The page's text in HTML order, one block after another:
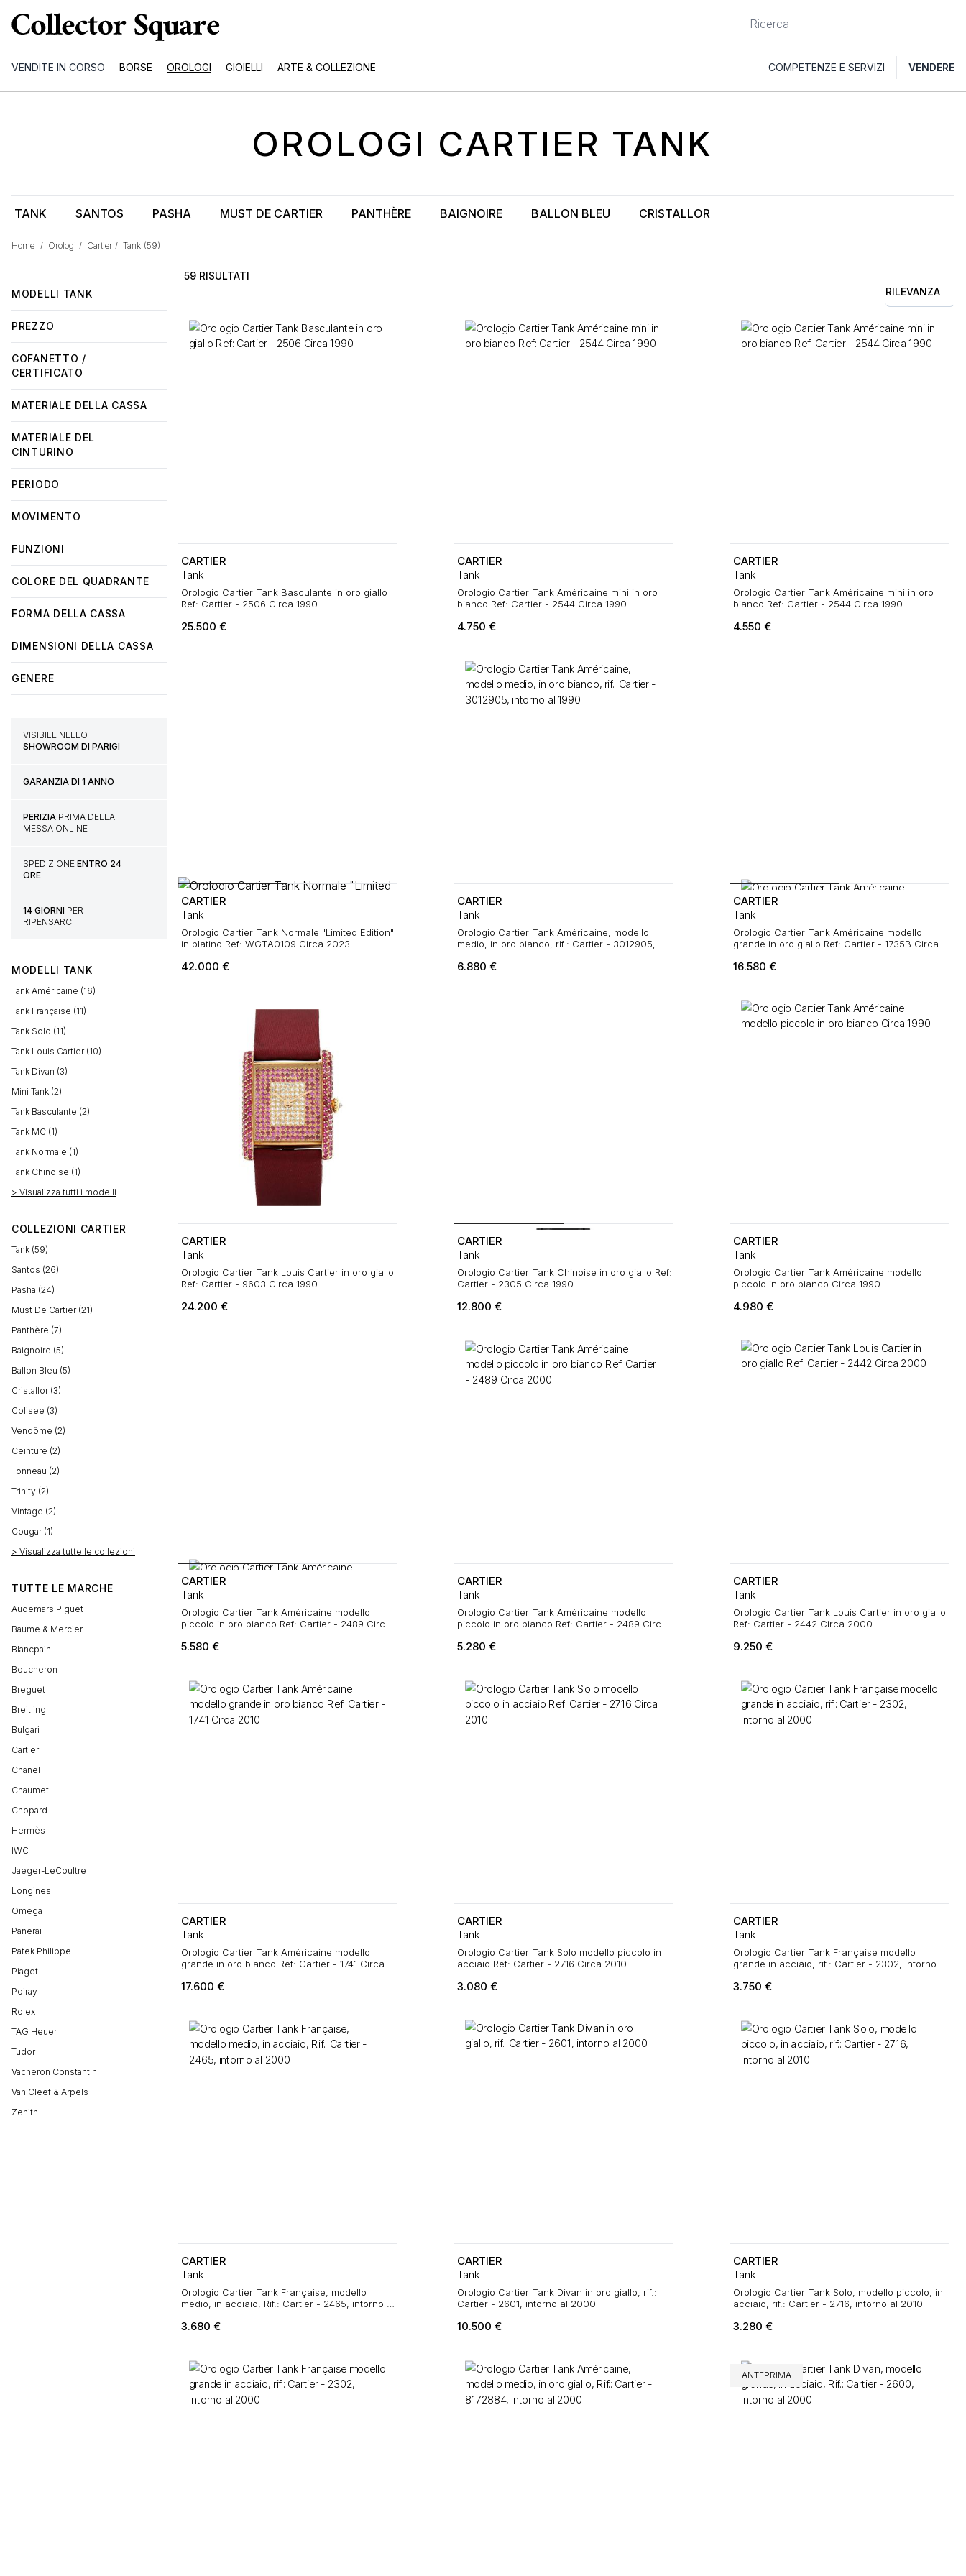
VENDITE IN CORSO BORSE OROLOGI GIOIELLI ARTE & COLLEZIONE COMPETENZE E SERVIZI VENDERE
Home / Orologi / Cartier / Tank (59)
OROLOGI CARTIER TANK
TANK SANTOS PASHA MUST DE CARTIER PANTHÈRE BAIGNOIRE BALLON BLEU CRISTALLOR
RILEVANZA
59 RISULTATI
MODELLI TANK
PREZZO
COFANETTO /
CERTIFICATO
MATERIALE DELLA CASSA
MATERIALE DEL
CINTURINO
PERIODO
MOVIMENTO
FUNZIONI
COLORE DEL QUADRANTE
FORMA DELLA CASSA
DIMENSIONI DELLA CASSA
GENERE
VISIBILE NELLO
SHOWROOM DI PARIGI
GARANZIA DI 1 ANNO
PERIZIA PRIMA DELLA
MESSA ONLINE
SPEDIZIONE ENTRO 24
ORE
14 GIORNI PER
RIPENSARCI
MODELLI TANK
Tank Américaine (16)
Tank Française (11)
Tank Solo (11)
Tank Louis Cartier (10)
Tank Divan (3)
Mini Tank (2)
Tank Basculante (2)
Tank MC (1)
Tank Normale (1)
Tank Chinoise (1)
> Visualizza tutti i modelli
COLLEZIONI CARTIER
Tank (59)
Santos (26)
Pasha (24)
Must De Cartier (21)
Panthère (7)
Baignoire (5)
Ballon Bleu (5)
Cristallor (3)
Colisee (3)
Vendôme (2)
Ceinture (2)
Tonneau (2)
Trinity (2)
Vintage (2)
Cougar (1)
> Visualizza tutte le collezioni
TUTTE LE MARCHE
Audemars Piguet
Baume & Mercier
Blancpain
Boucheron
Breguet
Breitling
Bulgari
Cartier
Chanel
Chaumet
Chopard
Hermès
IWC
Jaeger-LeCoultre
Longines
Omega
Panerai
Patek Philippe
Piaget
Poiray
Rolex
TAG Heuer
Tudor
Vacheron Constantin
Van Cleef & Arpels
Zenith
CARTIER
Tank
Orologio Cartier Tank Basculante in oro giallo
Ref: Cartier - 2506 Circa 1990
25.500 €
CARTIER
Tank
Orologio Cartier Tank Américaine mini in oro
bianco Ref: Cartier - 2544 Circa 1990
4.750 €
CARTIER
Tank
Orologio Cartier Tank Américaine mini in oro
bianco Ref: Cartier - 2544 Circa 1990
4.550 €
CARTIER
Tank
Orologio Cartier Tank Normale "Limited Edition"
in platino Ref: WGTA0109 Circa 2023
42.000 €
CARTIER
Tank
Orologio Cartier Tank Américaine, modello
medio, in oro bianco, rif.: Cartier - 3012905,
6.880 €
CARTIER
Tank
Orologio Cartier Tank Américaine modello
grande in oro giallo Ref: Cartier - 1735B Circa
16.580 €
CARTIER
Tank
Orologio Cartier Tank Louis Cartier in oro giallo
Ref: Cartier - 9603 Circa 1990
24.200 €
CARTIER
Tank
Orologio Cartier Tank Chinoise in oro giallo Ref:
Cartier - 2305 Circa 1990
12.800 €
CARTIER
Tank
Orologio Cartier Tank Américaine modello
piccolo in oro bianco Circa 1990
4.980 €
CARTIER
Tank
Orologio Cartier Tank Américaine modello
piccolo in oro bianco Ref: Cartier - 2489 Circa
5.580 €
CARTIER
Tank
Orologio Cartier Tank Américaine modello
piccolo in oro bianco Ref: Cartier - 2489 Circa
5.280 €
CARTIER
Tank
Orologio Cartier Tank Louis Cartier in oro giallo
Ref: Cartier - 2442 Circa 2000
9.250 €
CARTIER
Tank
Orologio Cartier Tank Américaine modello
grande in oro bianco Ref: Cartier - 1741 Circa
17.600 €
CARTIER
Tank
Orologio Cartier Tank Solo modello piccolo in
acciaio Ref: Cartier - 2716 Circa 2010
3.080 €
CARTIER
Tank
Orologio Cartier Tank Française modello
grande in acciaio, rif.: Cartier - 2302, intorno al
3.750 €
CARTIER
Tank
Orologio Cartier Tank Française, modello
medio, in acciaio, Rif.: Cartier - 2465, intorno al
3.680 €
CARTIER
Tank
Orologio Cartier Tank Divan in oro giallo, rif.:
Cartier - 2601, intorno al 2000
10.500 €
CARTIER
Tank
Orologio Cartier Tank Solo, modello piccolo, in
acciaio, rif.: Cartier - 2716, intorno al 2010
3.280 €
ANTEPRIMA